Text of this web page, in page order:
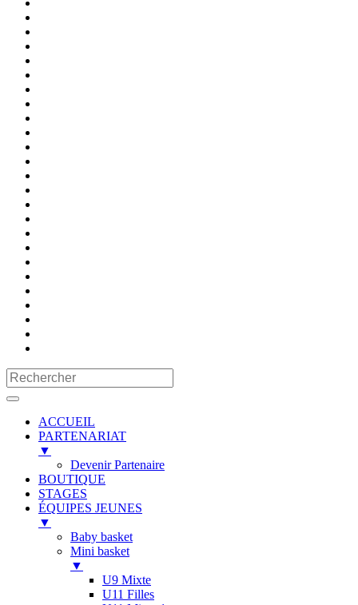
ACCUEIL
PARTENARIAT
▼
Devenir Partenaire
BOUTIQUE
STAGES
ÉQUIPES JEUNES
▼
Baby basket
Mini basket
▼
U9 Mixte
U11 Filles